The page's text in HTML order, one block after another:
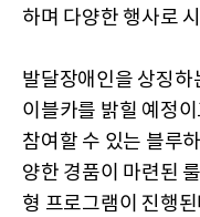
하며 다양한 행사로
발달장애인을 상징하
이블카를 밝힐 예정
참여할 수 있는 블루
양한 경품이 마련된
형 프로그램이 진행